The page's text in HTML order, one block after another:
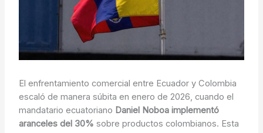
El enfrentamiento comercial entre Ecuador y Colombia
escaló de manera súbita en enero de 2026, cuando el
mandatario ecuatoriano Daniel Noboa implementó
aranceles del 30% sobre productos colombianos. Esta